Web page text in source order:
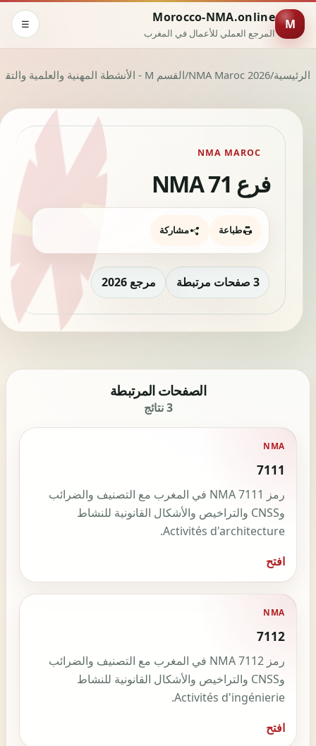
M
Morocco-NMA.online
المرجع العملي للأعمال في المغرب
☰
الرئيسية/
NMA Maroc 2026
/القسم M - الأنشطة المهنية والعلمية والتقنية
NMA MAROC
فرع NMA 71
طباعة مشاركة
3 صفحات مرتبطة مرجع 2026
الصفحات المرتبطة
3 نتائج
NMA
7111
رمز NMA 7111 في المغرب مع التصنيف والضرائب
وCNSS والتراخيص والأشكال القانونية للنشاط
Activités d'architecture.
افتح
NMA
7112
رمز NMA 7112 في المغرب مع التصنيف والضرائب
وCNSS والتراخيص والأشكال القانونية للنشاط
Activités d'ingénierie.
افتح